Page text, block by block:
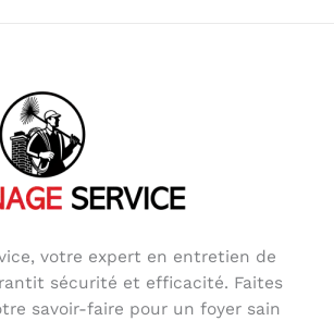
votre expert en entretien de
sécurité et efficacité. Faites
savoir-faire pour un foyer sain